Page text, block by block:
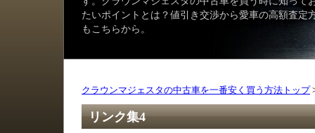
たいポイントとは？値引き交渉から愛車の高額査定
もこちらから。
クラウンマジェスタの中古車を一番安く買う方法トップ
リンク集4